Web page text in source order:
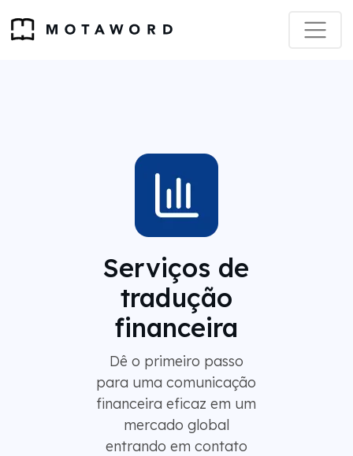
Serviços de
tradução
financeira
Dê o primeiro passo
para uma comunicação
financeira eficaz em um
mercado global
entrando em contato